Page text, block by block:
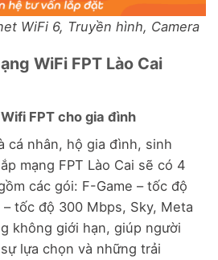
WiFi 6, Truyền hình, Camera
WiFi FPT Lào Cai
FPT cho gia đình
cá nhân, hộ gia đình, sinh
mạng FPT Lào Cai sẽ có 4
các gói: F-Game – tốc độ
tốc độ 300 Mbps, Sky, Meta
không giới hạn, giúp người
lựa chọn và những trải